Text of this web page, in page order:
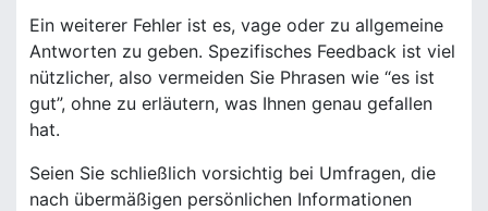
Ein weiterer Fehler ist es, vage oder zu allgemeine
Antworten zu geben. Spezifisches Feedback ist viel
nützlicher, also vermeiden Sie Phrasen wie “es ist
gut”, ohne zu erläutern, was Ihnen genau gefallen
hat.
Seien Sie schließlich vorsichtig bei Umfragen, die
nach übermäßigen persönlichen Informationen